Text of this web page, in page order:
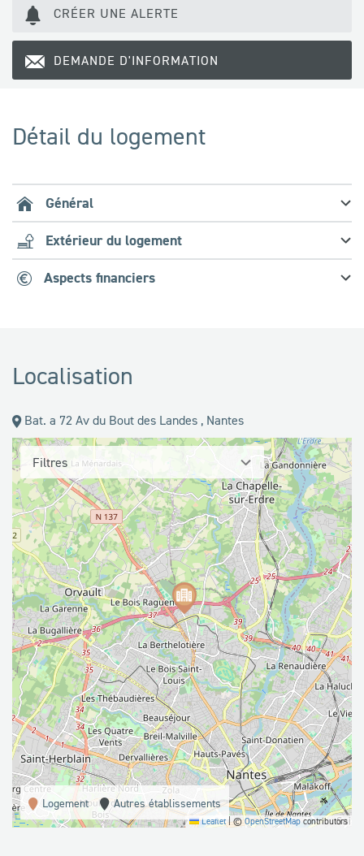
CRÉER UNE ALERTE
DEMANDE D'INFORMATION
Détail du logement
Général
Extérieur du logement
Aspects financiers
Localisation
Bat. a 72 Av du Bout des Landes , Nantes
Filtres
Logement Autres établissements
Leaflet |©OpenStreetMapcontributors